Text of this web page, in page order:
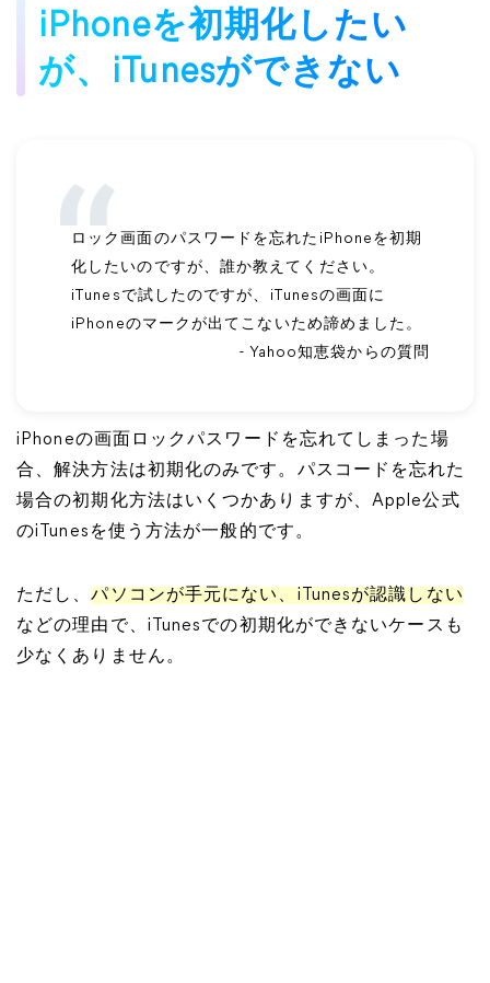
iPhoneを初期化したい
が、iTunesができない
ロック画面のパスワードを忘れたiPhoneを初期
化したいのですが、誰か教えてください。
iTunesで試したのですが、iTunesの画面に
iPhoneのマークが出てこないため諦めました。
- Yahoo知恵袋からの質問
iPhoneの画面ロックパスワードを忘れてしまった場
合、解決方法は初期化のみです。パスコードを忘れた
場合の初期化方法はいくつかありますが、Apple公式
のiTunesを使う方法が一般的です。
ただし、パソコンが手元にない、iTunesが認識しない
などの理由で、iTunesでの初期化ができないケースも
少なくありません。